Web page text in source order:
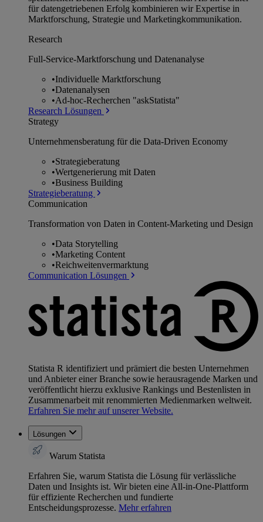
für datengetriebenen Erfolg kombinieren wir Expertise in
Marktforschung, Strategie und Marketingkommunikation.
Research
Full-Service-Marktforschung und Datenanalyse
•Individuelle Marktforschung
•Datenanalysen
•Ad-hoc-Recherchen "askStatista"
Research Lösungen
Strategy
Unternehmens­beratung für die Data-Driven Economy
•Strategieberatung
•Wertgenerierung mit Daten
•Business Building
Strategieberatung
Communication
Transformation von Daten in Content-Marketing und Design
•Data Storytelling
•Marketing Content
•Reichweitenvermarktung
Communication Lösungen
Statista R identifiziert und prämiert die besten Unternehmen
und Anbieter einer Branche sowie herausragende Marken und
veröffentlicht hierzu exklusive Rankings und Bestenlisten in
Zusammenarbeit mit renommierten Medienmarken weltweit.
Erfahren Sie mehr auf unserer Website.
Lösungen
Warum Statista
Erfahren Sie, warum Statista die Lösung für verlässliche
Daten und Insights ist. Wir bieten eine All-in-One-Plattform
für effiziente Recherchen und fundierte
Entscheidungsprozesse. Mehr erfahren